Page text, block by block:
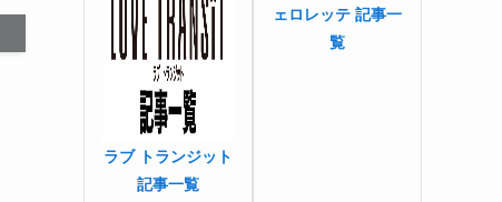
ラブ トランジット
記事一覧
ェロレッテ 記事一
覧